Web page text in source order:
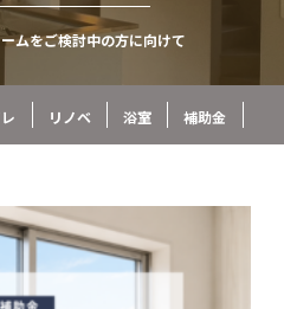
ムをご検討中の方に向けて
リノベ 浴室 補助金